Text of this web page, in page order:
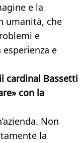
e la
umanità, che
e
e
cardinal Bassetti
con la
Non
la